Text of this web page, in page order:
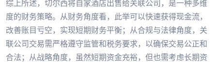
综上所述，切尔西将自家酒店出售给关联公司，是一种多维
度的财务策略。从财务角度看，此举可以快速获得现金流，
改善账目亏空，实现短期财务平衡；从合规与法律角度，关
联公司交易需严格遵守监管和税务要求，以确保交易公正和
合法；从战略角度，虽然短期资金充裕，但也需考虑长期资